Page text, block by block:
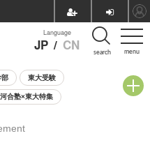
menu
Language
JP / CN search
部 東大受験
河合塾×東大特集
・相談会